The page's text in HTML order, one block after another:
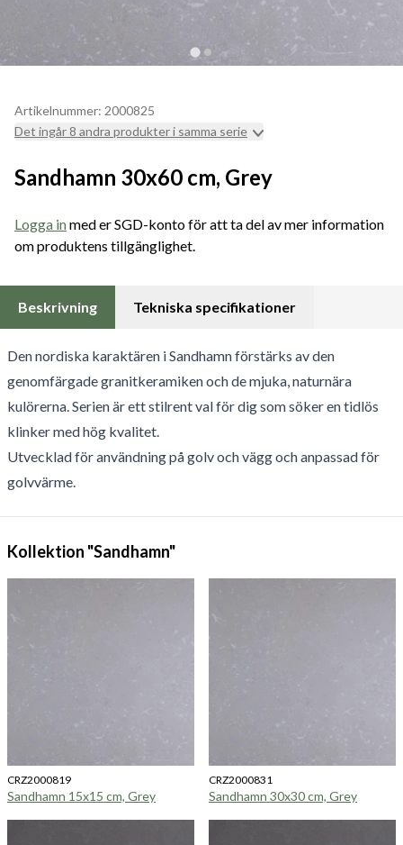
Artikelnummer: 2000825
Det ingår 8 andra produkter i samma serie
Sandhamn 30x60 cm, Grey
Logga inmed er SGD-konto för att ta del av mer information
om produktens tillgänglighet.
Beskrivning Tekniska specifikationer
Den nordiska karaktären i Sandhamn förstärks av den
genomfärgade granitkeramiken och de mjuka, naturnära
kulörerna. Serien är ett stilrent val för dig som söker en tidlös
klinker med hög kvalitet.
Utvecklad för användning på golv och vägg och anpassad för
golvvärme.
Kollektion "Sandhamn"
CRZ2000819
Sandhamn 15x15 cm, Grey
CRZ2000831
Sandhamn 30x30 cm, Grey